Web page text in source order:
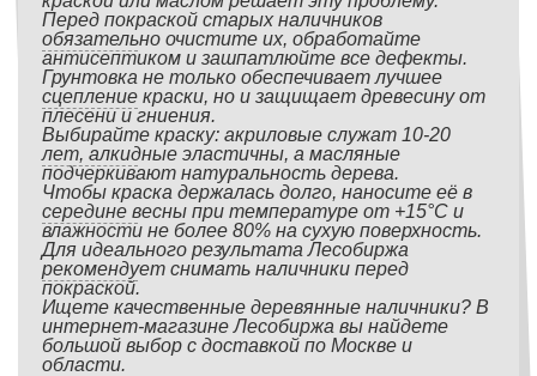
Перед покраской старых наличников
обязательно очистите их, обработайте
антисептиком и зашпатлюйте все дефекты.
Грунтовка не только обеспечивает лучшее
сцепление краски, но и защищает древесину от
плесени и гниения.
Выбирайте краску: акриловые служат 10-20
лет, алкидные эластичны, а масляные
подчеркивают натуральность дерева.
Чтобы краска держалась долго, наносите её в
середине весны при температуре от +15°С и
влажности не более 80% на сухую поверхность.
Для идеального результата Лесобиржа
рекомендует снимать наличники перед
покраской.
Ищете качественные деревянные наличники? В
интернет-магазине Лесобиржа вы найдете
большой выбор с доставкой по Москве и
области.